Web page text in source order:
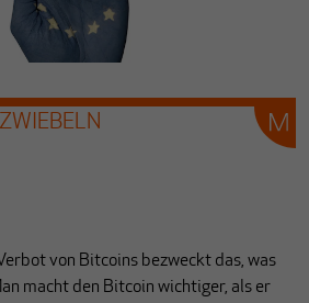
von Bitcoins bezweckt das, was
macht den Bitcoin wichtiger, als er